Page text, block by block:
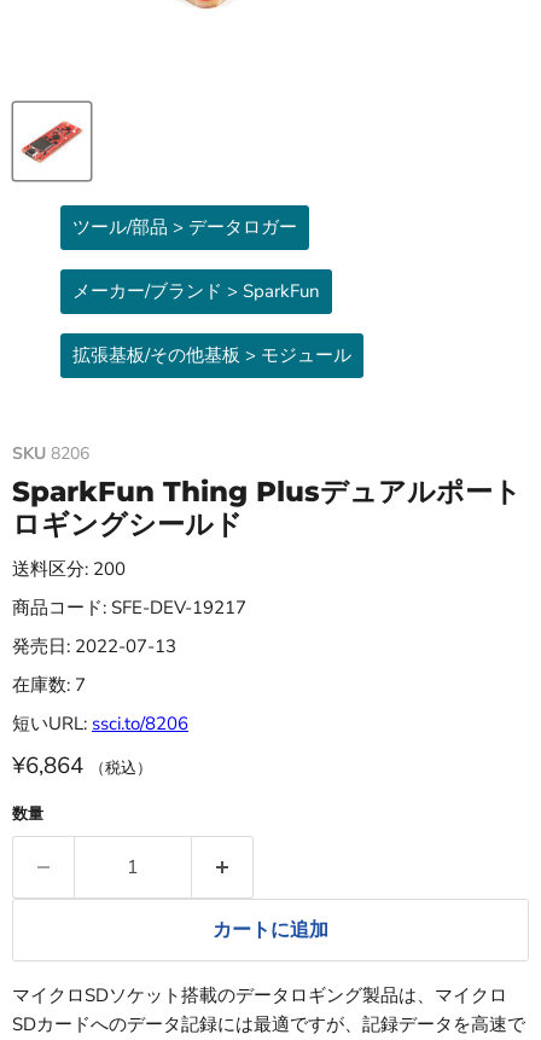
ツール/部品 > データロガー
メーカー/ブランド > SparkFun
拡張基板/その他基板 > モジュール
SKU 8206
SparkFun Thing Plusデュアルポート
ロギングシールド
送料区分: 200
商品コード: SFE-DEV-19217
発売日: 2022-07-13
在庫数: 7
短いURL: ssci.to/8206
¥6,864 （税込）
数量
カートに追加
マイクロSDソケット搭載のデータロギング製品は、マイクロ
SDカードへのデータ記録には最適ですが、記録データを高速で